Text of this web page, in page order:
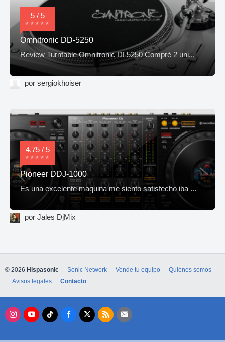
5 / 5
Omnitronic DD-5250
Review Turntable Omnitronic DL5250 Compré 2 uni...
por sergiokhoiser
4,75 / 5
Pioneer DDJ-1000
Es una excelente maquina me siento satisfecho iba ...
por Jales DjMix
© 2026 Hispasonic Sonic Network Vende tu equipo
Quiénes somos
Avisos legales
Contacto